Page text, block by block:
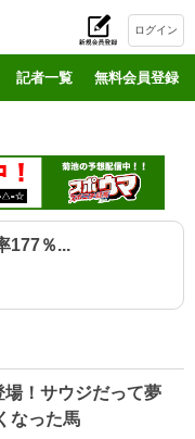
ログイン
記者一覧 無料会員登録
177％...
場！サウジだって夢
なった馬